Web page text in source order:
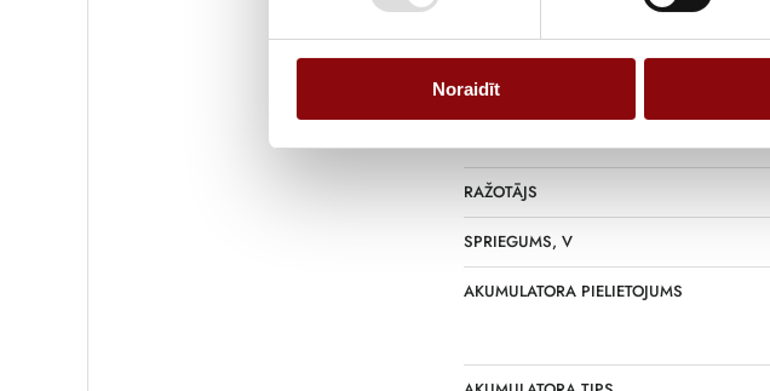
Noraidīt
Informācija
SVARS
IZMĒRI
RAŽOTĀJS
SPRIEGUMS, V
AKUMULATORA PIELIETOJUMS